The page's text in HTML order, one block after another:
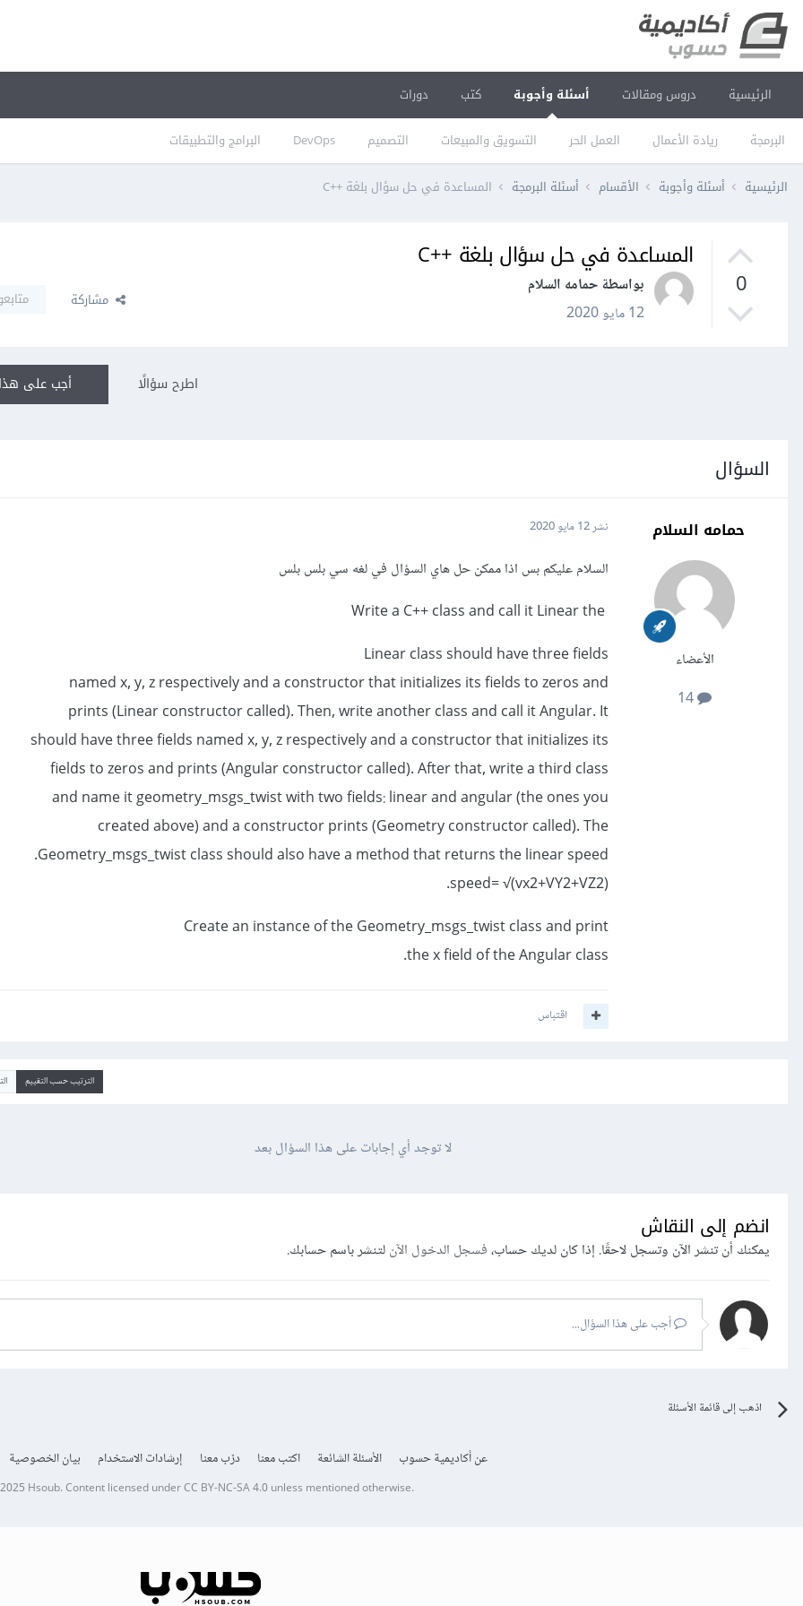
الرئيسية دروس ومقالات أسئلة وأجوبة
البرمجة ريادة الأعمال العمل الحر التسويق والمبيعات التصميم DevOps البرامج والتطبيقات
كتب دورات
الرئيسية أسئلة وأجوبة الأقسام أسئلة البرمجة المساعدة في حل سؤال بلغة ++C
0
المساعدة في حل سؤال بلغة ++C
بواسطة حمامه السلام
12 مايو 2020
مشاركة
أجب على اطرح سؤالًا
السؤال
حمامه السلام
الأعضاء
نشر12 مايو 2020
السلام عليكم بس اذا ممكن حل هاي السؤال في لغه سي بلس بلس
Linear class should have three fields
named x, y, z respectively and a constructor that initializes its fields to zeros and
prints (Linear constructor called). Then, write another class and call it Angular. It
should have three fields named x, y, z respectively and a constructor that initializes its
fields to zeros and prints (Angular constructor called). After that, write a third class
and name it geometry_msgs_twist with two fields: linear and angular (the ones you
created above) and a constructor prints (Geometry constructor called). The
Geometry_msgs_twist class should also have a method that returns the linear speed.
(speed= √(vx2+VY2+VZ2.
Create an instance of the Geometry_msgs_twist class and print
the x field of the Angular class.
اقتباس
الترتيب حسب التقييم
لا توجد أي إجابات على هذا السؤال بعد
انضم إلى النقاش
يمكنك أن تنشر الآن وتسجل لاحقًا. إذا كان لديك حساب،فسجل الدخول الآنلتنشر باسم حسابك.
أجب على هذا السؤال...
اذهب إلى قائمة الأسئلة
عن أكاديمية حسوب الأسئلة الشائعة اكتب معنا درّب معنا إرشادات الاستخدام بيان الخصوصية
Hsoub.Content licensed underCC BY-NC-SA 4.0unless mentioned otherwise.